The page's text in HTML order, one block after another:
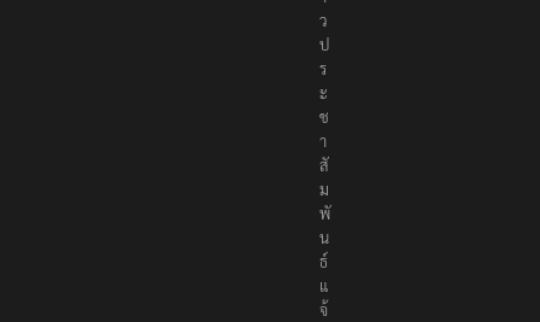
ว
ป
ร
ะ
ช
า
สั
ม
พั
น
ธ์
แ
จ้